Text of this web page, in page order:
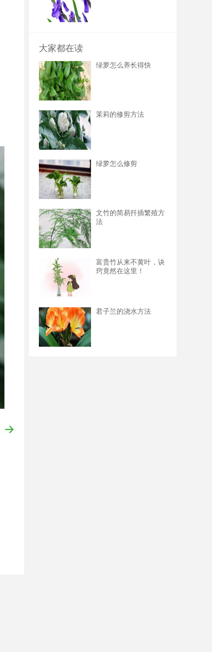
大家都在读
绿萝怎么养长得快
茉莉的修剪方法
绿萝怎么修剪
文竹的简易扦插繁殖方
法
富贵竹从来不黄叶，诀
窍竟然在这里！
君子兰的浇水方法